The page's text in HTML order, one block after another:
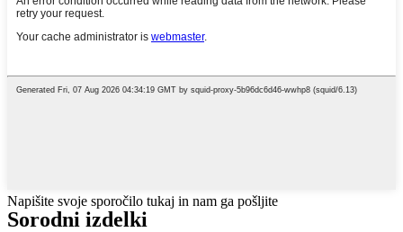
Napišite svoje sporočilo tukaj in nam ga pošljite
Sorodni izdelki